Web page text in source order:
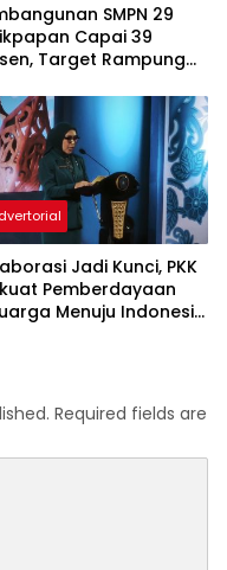
SMPN 29
Capai 39
Target Rampung
Jadi Kunci, PKK
Pemberdayaan
Menuju Indonesia
Required fields are